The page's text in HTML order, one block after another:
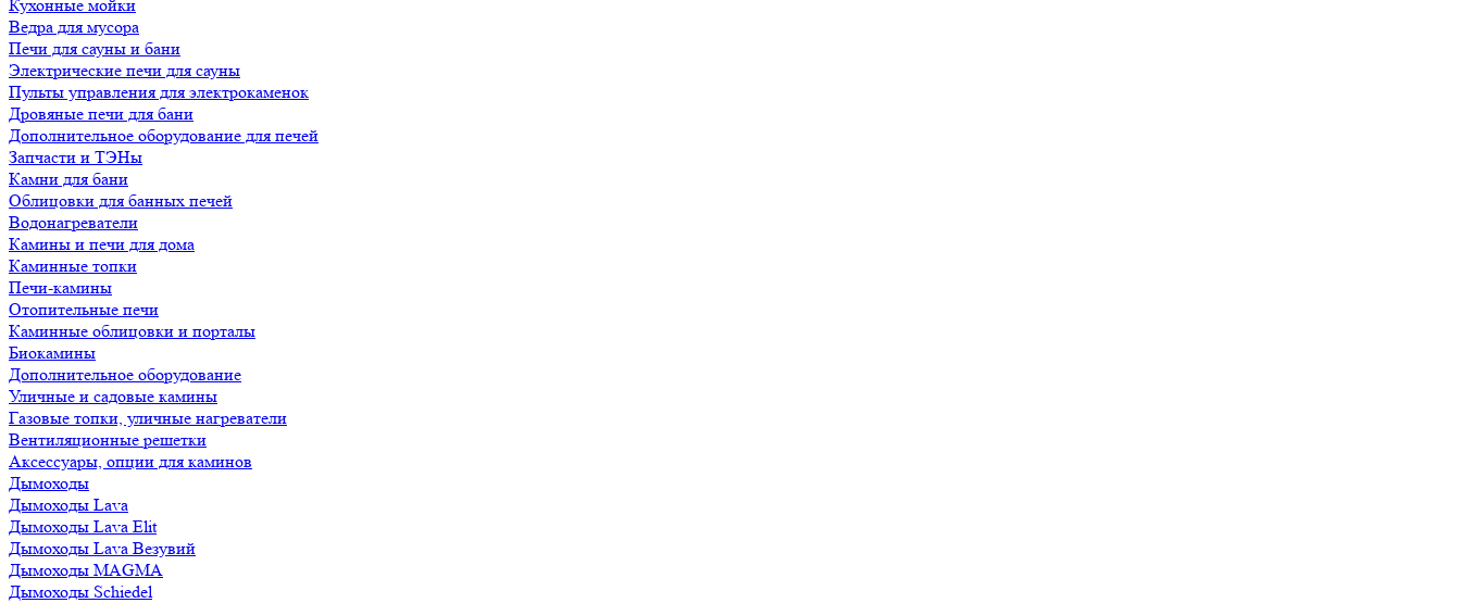
Кухонные мойки
Ведра для мусора
Печи для сауны и бани
Электрические печи для сауны
Пульты управления для электрокаменок
Дровяные печи для бани
Дополнительное оборудование для печей
Запчасти и ТЭНы
Камни для бани
Облицовки для банных печей
Водонагреватели
Камины и печи для дома
Каминные топки
Печи-камины
Отопительные печи
Каминные облицовки и порталы
Биокамины
Дополнительное оборудование
Уличные и садовые камины
Газовые топки, уличные нагреватели
Вентиляционные решетки
Аксессуары, опции для каминов
Дымоходы
Дымоходы Lava
Дымоходы Lava Elit
Дымоходы Lava Везувий
Дымоходы MAGMA
Дымоходы Schiedel